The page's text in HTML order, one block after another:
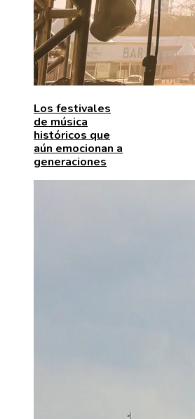
Los festivales
de música
históricos que
aún emocionan a
generaciones